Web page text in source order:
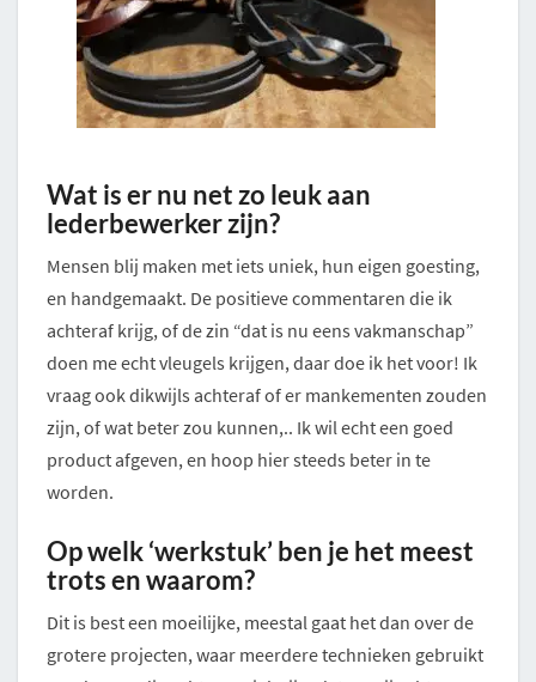
Wat is er nu net zo leukaan
lederbewerker zijn?
Mensen blij maken met iets uniek, hun eigen goesting,
en handgemaakt. De positieve commentaren die ik
achteraf krijg, of de zin “dat is nu eens vakmanschap”
doen me echt vleugels krijgen, daar doe ik het voor! Ik
vraag ook dikwijls achteraf of er mankementen zouden
zijn, of wat beter zou kunnen,.. Ik wil echt een goed
product afgeven, en hoop hier steeds beter in te
worden.
Op welk ‘werkstuk’ ben je het meest
trots en waarom?
Dit is best een moeilijke, meestal gaat het dan over de
grotere projecten, waar meerdere technieken gebruikt